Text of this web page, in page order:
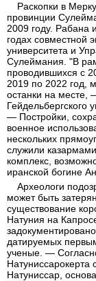
Раскопки в
провинции
2009 году. Рабана
годах совместной
университета и
Сулеймания. "В
проводившихся с
2019 по 2022 год,
останки на месте,
Гейдельбергского
— Постройки,
военное
нескольких
служили
комплекс,
иранской богине
Археологи
может быть
существование
Натуния на
датируемых
ученые. —
Натуниссарокерта
Натуниссар,